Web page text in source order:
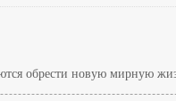
обрести новую мирную